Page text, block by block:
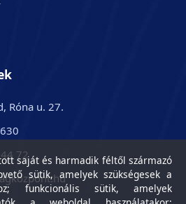
Róna u. 27.
72
saját és harmadik féltől származó
sütik, amelyek szükségesek a
funkcionális sütik, amelyek